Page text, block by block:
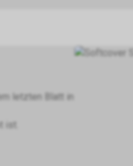
letzten Blatt in
ist.